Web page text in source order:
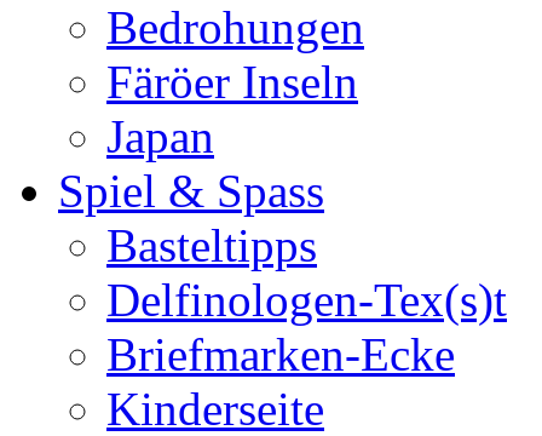
Bedrohungen
Färöer Inseln
Japan
Spiel & Spass
Basteltipps
Delfinologen-Tex(s)t
Briefmarken-Ecke
Kinderseite